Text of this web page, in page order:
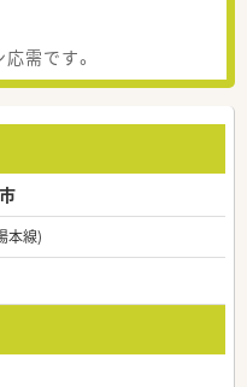
需です。
本線)